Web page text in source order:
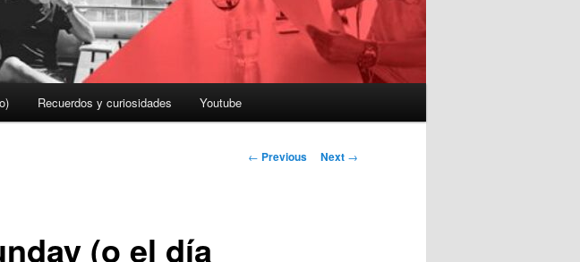
Recuerdos y curiosidades Youtube
Post
← Previous Next →
(o el día